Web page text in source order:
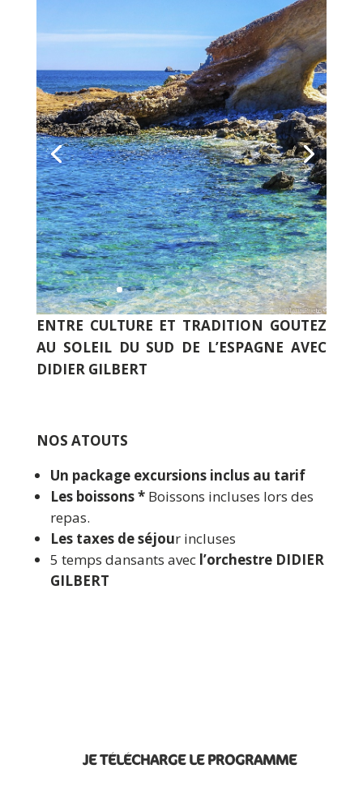
ENTRE CULTURE ET TRADITION GOUTEZ
AU SOLEIL DU SUD DE L’ESPAGNE AVEC
DIDIER GILBERT
NOS ATOUTS
Un package excursions inclus au tarif
Les boissons *Boissons incluses lors des
repas.
Les taxes de séjour incluses
5 temps dansants avec l’orchestre DIDIER
GILBERT
JE TÉLÉCHARGE LE PROGRAMME